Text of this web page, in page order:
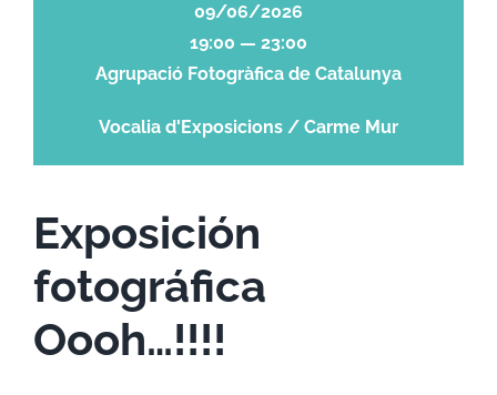
Exposición
fotográfica
Oooh…!!!!
09/06/2026
19:00 — 23:00
Agrupació Fotogràfica de Catalunya
Vocalia d'Exposicions / Carme Mur